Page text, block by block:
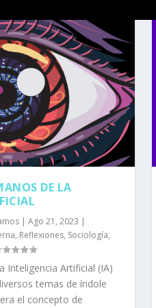
DE LA
| Ago 21, 2023 |
, Reflexiones, Sociología,
Inteligencia Artificial (IA)
temas de índole
el concepto de